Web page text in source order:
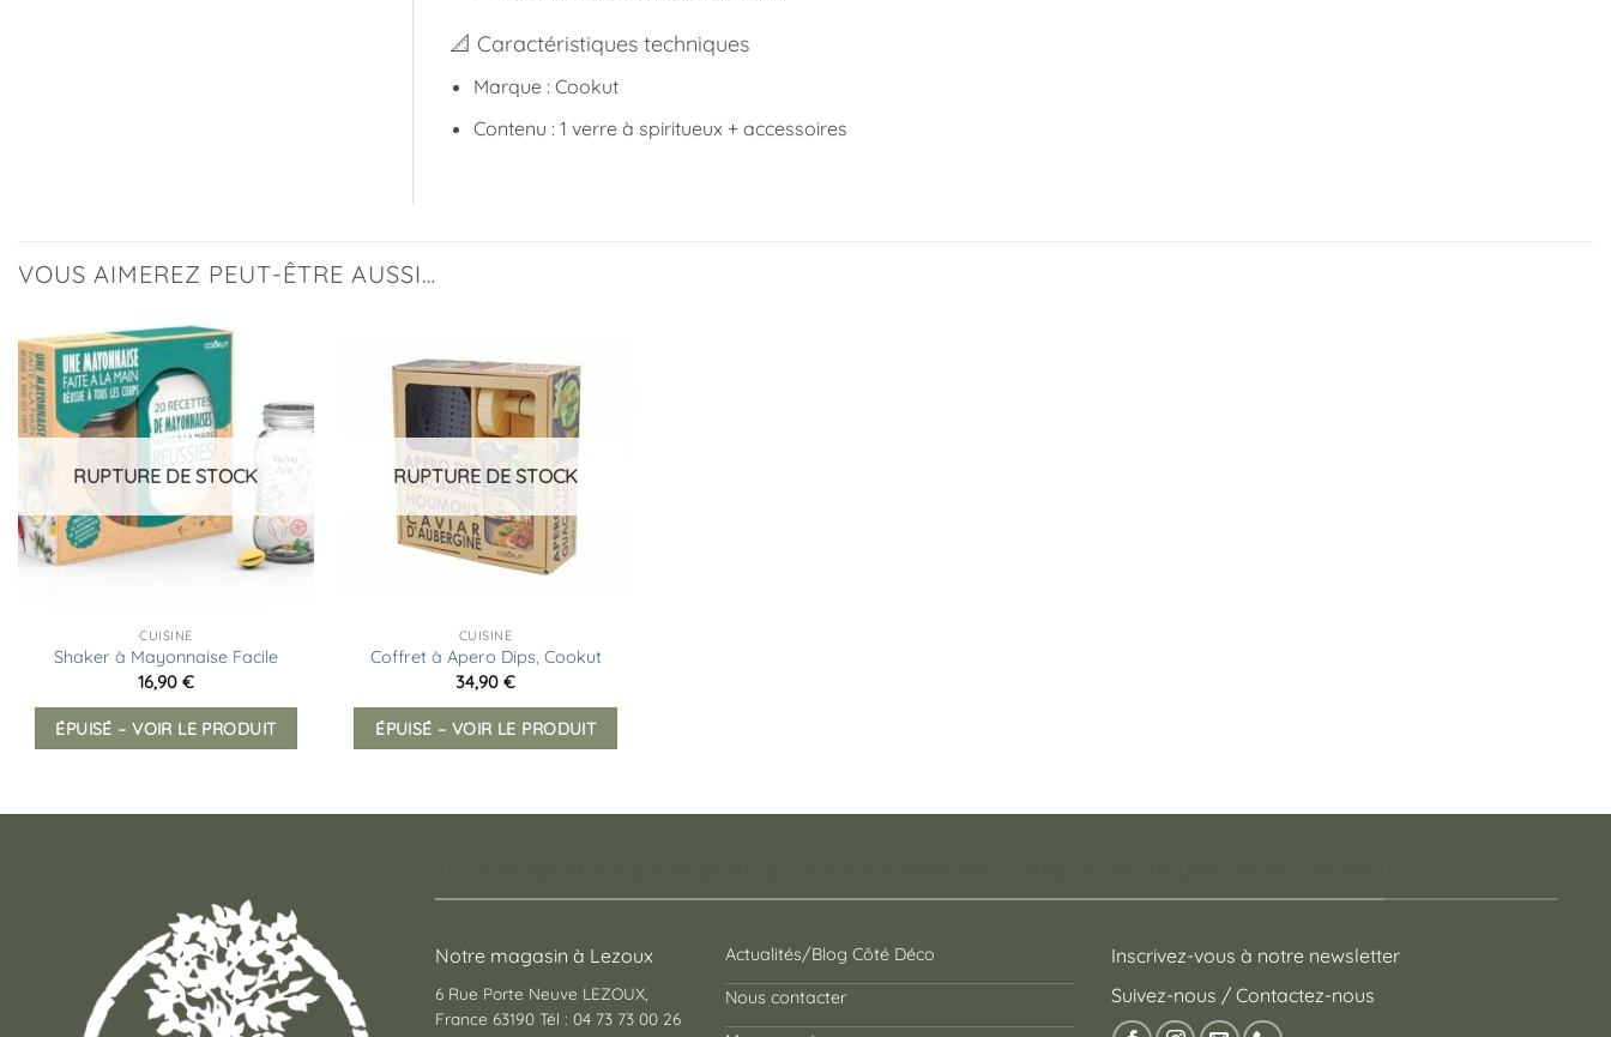
📐 Caractéristiques techniques
Marque : Cookut
Contenu : 1 verre à spiritueux + accessoires
VOUS AIMEREZ PEUT-ÊTRE AUSSI…
à la
liste
d’envies
RUPTURE DE STOCK
CUISINE
Shaker à Mayonnaise Facile
16,90 €
ÉPUISÉ – VOIR LE PRODUIT
Ajouter
à la
liste
d’envies
RUPTURE DE STOCK
CUISINE
Coffret à Apero Dips, Cookut
34,90€
ÉPUISÉ – VOIR LE PRODUIT
Notre magasin à Lezoux
6 Rue Porte Neuve LEZOUX,
France 63190 Tél : 04 73 73 00 26
Actualités/Blog Côté Déco
Nous contacter
Inscrivez-vous à notre newsletter
Suivez-nous / Contactez-nous